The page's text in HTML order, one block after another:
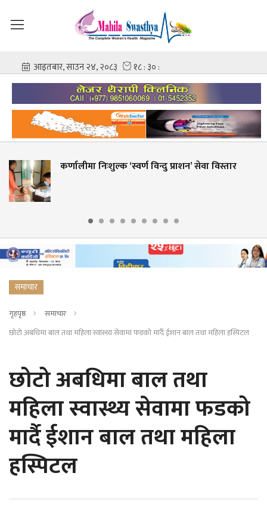
निःशुल्क ‘स्वर्ण विन्दु प्राशन’ सेवा विस्तार
समाचार
गृहपृष्ठ
समाचार
छोटो अबधिमा बाल तथा महिला स्वास्थ्य सेवामा फडको मार्दै ईशान बाल तथा महिला हस्पिटल
छोटो अबधिमा बाल तथा
महिला स्वास्थ्य सेवामा फडको
मार्दै ईशान बाल तथा महिला
हस्पिटल